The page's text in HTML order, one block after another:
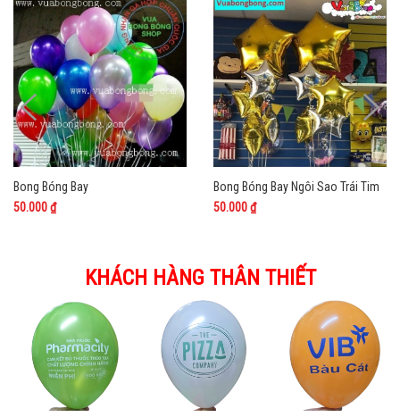
Bong Bóng Bay
50.000 ₫
Bong Bóng Bay Ngôi Sao Trái Tim
50.000 ₫
KHÁCH HÀNG THÂN THIẾT